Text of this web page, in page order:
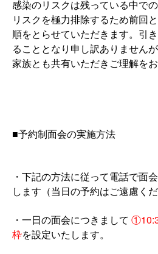
感染のリスクは残っている中で
リスクを極力排除するため前回
順をとらせていただきます。引
ることとなり申し訳ありません
家族とも共有いただきご理解をお
■予約制面会の実施方法
・下記の方法に従って電話で面
します（当日の予約はご遠慮くだ
・一日の面会につきまして
枠を設定いたします。